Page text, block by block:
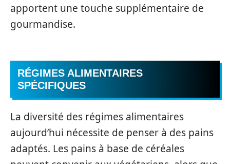
apportent une touche supplémentaire de
gourmandise.
RÉGIMES ALIMENTAIRES
SPÉCIFIQUES
La diversité des régimes alimentaires
aujourd’hui nécessite de penser à des pains
adaptés. Les pains à base de céréales